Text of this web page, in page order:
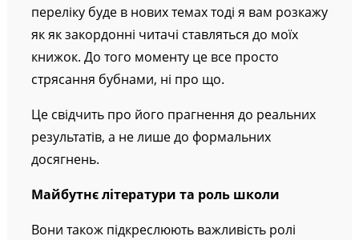
переліку буде в нових темах тоді я вам розкажу
як як закордонні читачі ставляться до моїх
книжок. До того моменту це все просто
стрясання бубнами, ні про що.
Це свідчить про його прагнення до реальних
результатів, а не лише до формальних
досягнень.
Майбутнє літератури та роль школи
Вони також підкреслюють важливість ролі